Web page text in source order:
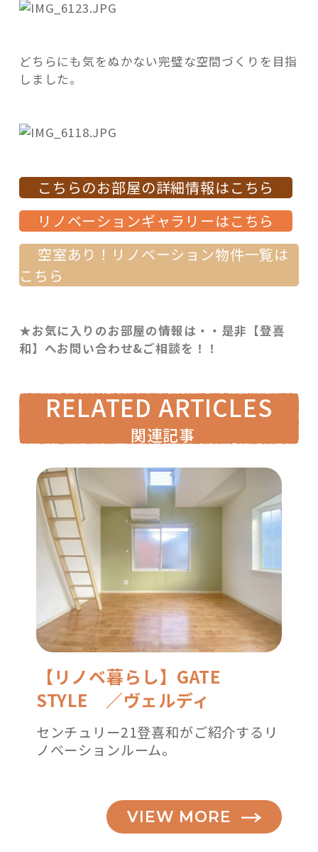
どちらにも気をぬかない完璧な空間づくりを目指
しました。
こちらのお部屋の詳細情報はこちら
リノベーションギャラリーはこちら
空室あり！リノベーション物件一覧は
こちら
★お気に入りのお部屋の情報は・・是非【登喜
和】へお問い合わせ&ご相談を！！
RELATED ARTICLES
関連記事
【リノベ暮らし】GATE
STYLE ／ヴェルディ
センチュリー21登喜和がご紹介するリ
ノベーションルーム。
VIEW MORE